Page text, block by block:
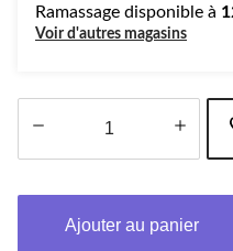
Ramassage disponible à
Voir d'autres magasins
Ajouter au panier